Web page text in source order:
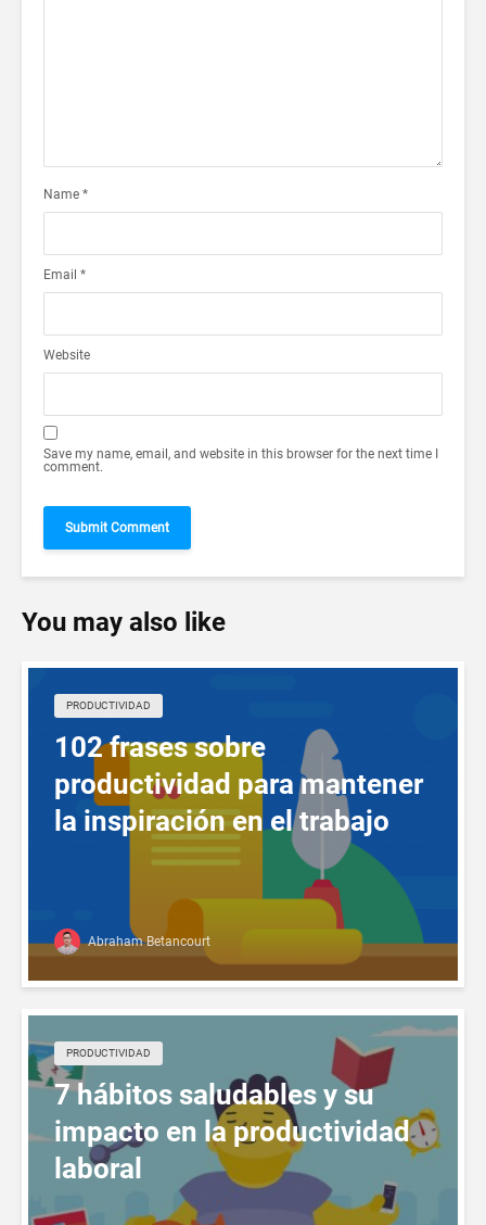
Name *
Email *
Website
Save my name, email, and website in this browser for the next time I
comment.
You may also like
PRODUCTIVIDAD
102 frases sobre
productividad para mantener
la inspiración en el trabajo
Abraham Betancourt
PRODUCTIVIDAD
7 hábitos saludables y su
impacto en la productividad
laboral